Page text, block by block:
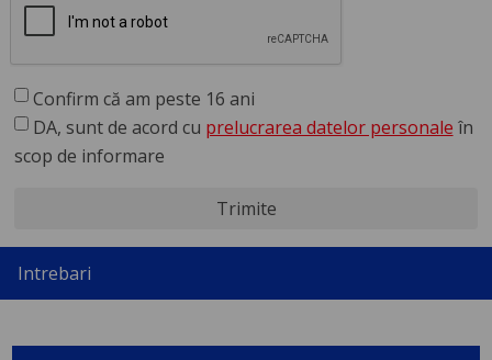
Confirm că am peste 16 ani
DA, sunt de acord cu prelucrarea datelor personale în
scop de informare
Trimite
Intrebari